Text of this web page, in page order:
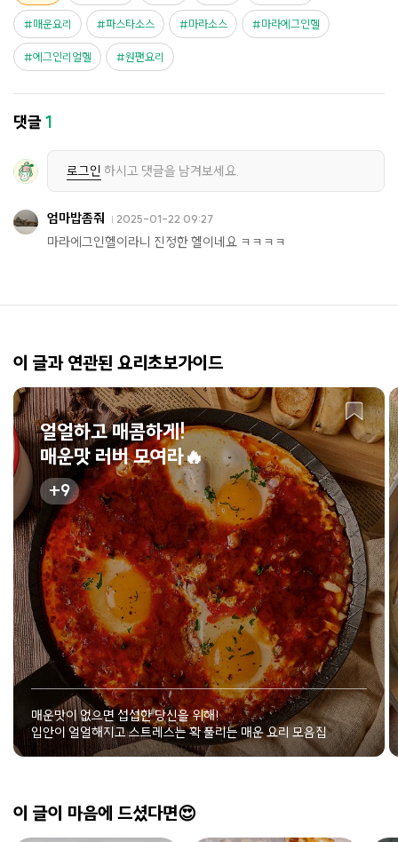
매운요리 파스타소스 마라소스 마라에그인헬
에그인리얼헬 원팬요리
댓글1
로그인 하시고 댓글을 남겨보세요.
엄마밥좀줘 2025-01-22 09:27
마라에그인헬이라니 진정한 헬이네요 ㅋㅋㅋㅋ
이 글과 연관된 요리초보가이드
얼얼하고 매콤하게!
매운맛 러버 모여라🔥
9
매운맛이 없으면 섭섭한 당신을 위해!
입안이 얼얼해지고 스트레스는 확 풀리는 매운 요리 모음집
이 글이 마음에 드셨다면😍